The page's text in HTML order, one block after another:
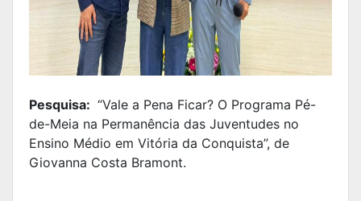
Pesquisa: “Vale a Pena Ficar? O Programa Pé-
de-Meia na Permanência das Juventudes no
Ensino Médio em Vitória da Conquista”, de
Giovanna Costa Bramont.